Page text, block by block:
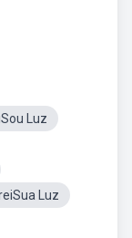
Luz
Luz